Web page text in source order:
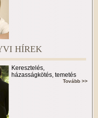
HÍREK
Keresztelés,
házasságkötés, temetés
Tovább >>